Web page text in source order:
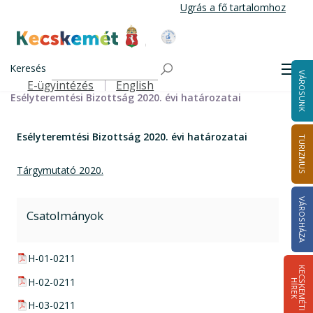
tartalomra
Ugrás a fő tartalomhoz
Kecskemét Város Honlapja
Keresés
Felső navigáció
E-ügyintézés English VÁROSUNK
TURIZMUS
VÁROSHÁZA
K
E
C
S
K
E
M
É
T
I
HÍ
R
E
K
Önkormányzat
Bizottságok 2014-2024
Esélyteremtési Bizottság 2014-2024
Esélyteremtési Bizottság határozatai 2019-2024
Esélyteremtési Bizottság 2020. évi határozatai
Esélyteremtési Bizottság 2020. évi határozatai
Tárgymutató 2020.
Csatolmányok
pdf csatolmány:
H-01-0211
pdf csatolmány:
H-02-0211
pdf csatolmány:
H-03-0211